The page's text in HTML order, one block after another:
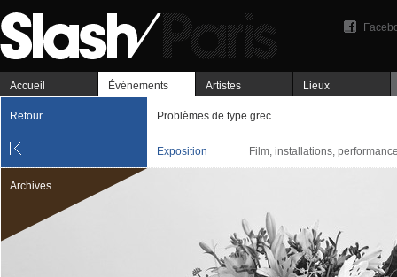
Accueil Événements Artistes Lieux
Retour Problèmes de type grec
Exposition Film, installations,
Archives